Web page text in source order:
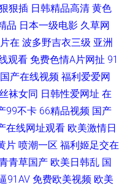
狠插 日韩精品高清 黄色
品 日本一级电影 久草网
在 波多野吉衣三级 亚洲
观看 免费色情A片网扯 91
国产在线视频 福利爱爱网
袜女同 日韩性爱网址 在
99不卡 66精品视频 国产
在线网址观看 欧美激情日
片 喷潮一区 福利姬足交在
青草国产 欧美日韩乱 国
91AV 免费欧美视频 欧美